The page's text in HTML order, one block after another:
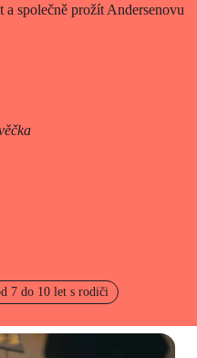
společně prožít Andersenovu
7 do 10 let s rodiči